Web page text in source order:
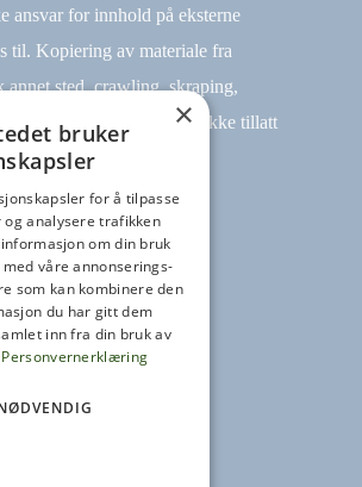
ansvar for innhold på eksterne
til. Kopiering av materiale fra
sted, crawling, skraping,
tekst og datamining) er ikke tillatt
×
bruker
for å tilpasse
og analysere trafikken
om din bruk
våre annonserings-
som kan kombinere den
du har gitt dem
inn fra din bruk av
Personvernerklæring